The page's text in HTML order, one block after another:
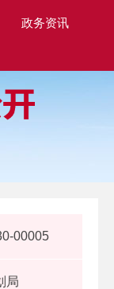
政务资讯
00005
局